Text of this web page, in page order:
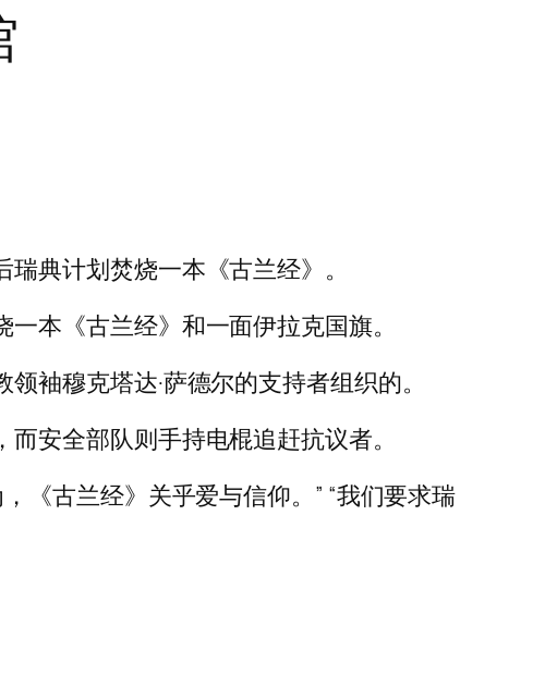
典计划焚烧一本《古兰经》。
本《古兰经》和一面伊拉克国旗。
袖穆克塔达·萨德尔的支持者组织的。
安全部队则手持电棍追赶抗议者。
《古兰经》关乎爱与信仰。” “我们要求瑞